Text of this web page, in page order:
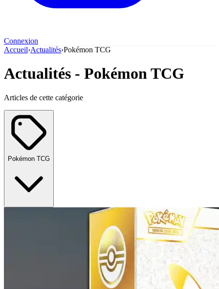
Connexion
Accueil›Actualités›Pokémon TCG
Actualités - Pokémon TCG
Articles de cette catégorie
Pokémon TCG